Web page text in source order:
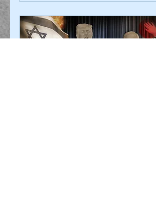
ވައިޓް ހައުސްގެ އޮފިޝަލަކު ސީ.އެން.އެން
އަށް މައުލޫމާތު ދިން ގޮތުގައި،
އިޒްރޭލުންވެސް ވަނީ ވަގުތީ ގޮތުން
ހަނގުރާމަ...